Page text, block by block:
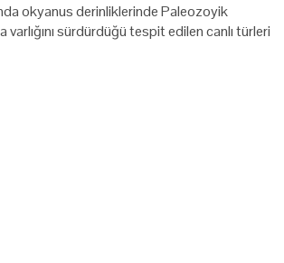
okyanus derinliklerinde Paleozoyik
sürdürdüğü tespit edilen canlı türleri